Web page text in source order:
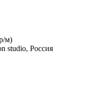
м)
studio, Россия